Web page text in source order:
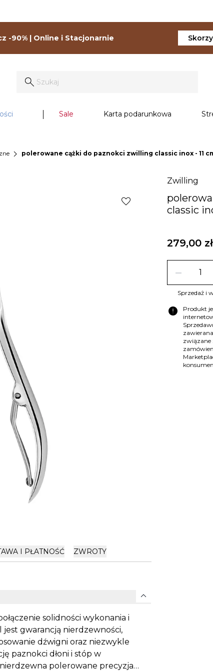
-90% | Online i Stacjonarnie
Sale Karta podarunkowa
chevron_right polerowane cążki do paznokci zwilling classic inox - 11
Zwilling
classic
279,00 zł
remove
Sprzedaż i
error
Produkt
związane
favorite
I PŁATNOŚĆ ZWROTY
expand_more
solidności wykonania i
jest gwarancją nierdzewności,
dźwigni oraz niezwykle
paznokci dłoni i stóp w
nierdzewna polerowane precyzja